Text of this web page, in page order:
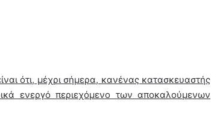
ότι, μέχρι σήμερα, κανένας κατασκευαστής
ενεργό περιεχόμενο των αποκαλούμενων